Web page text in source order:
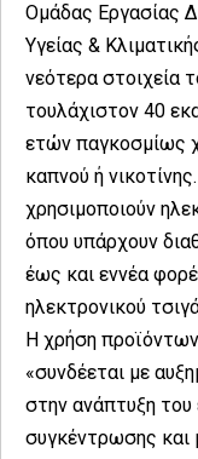
Ομάδας Εργασίας
Υγείας &
νεότερα στοιχεία
τουλάχιστον 40
ετών παγκοσμίως
καπνού ή
χρησιμοποιούν
όπου υπάρχουν
έως και εννέα
ηλεκτρονικού
Η χρήση προϊόντων
«συνδέεται με
στην ανάπτυξη του
συγκέντρωσης και